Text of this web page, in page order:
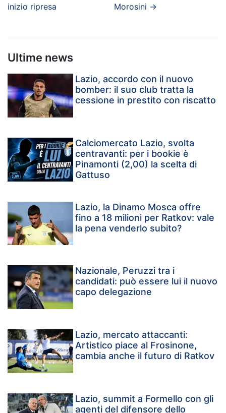
inizio ripresa
Morosini →
Ultime news
Lazio, accordo con il nuovo
bomber: il suo club tratta la
cessione in prestito con riscatto
Calciomercato Lazio, svolta
centravanti: per i bookie è
Pinamonti (2,00) la scelta di
Gattuso
Lazio, la Dinamo Mosca offre
fino a 18 milioni per Ratkov: vale
la pena venderlo subito?
Nazionale, Peruzzi tra i
candidati: può essere lui il nuovo
capo delegazione
Lazio, mercato attaccanti:
Artistico piace al Frosinone,
cambia anche il futuro di Ratkov
Lazio, summit a Formello con gli
agenti del difensore dello